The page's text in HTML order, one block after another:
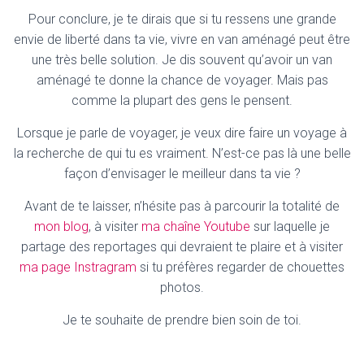
Pour conclure, je te dirais que si tu ressens une grande
envie de liberté dans ta vie, vivre en van aménagé peut être
une très belle solution. Je dis souvent qu’avoir un van
aménagé te donne la chance de voyager. Mais pas
comme la plupart des gens le pensent.
Lorsque je parle de voyager, je veux dire faire un voyage à
la recherche de qui tu es vraiment. N’est-ce pas là une belle
façon d’envisager le meilleur dans ta vie ?
Avant de te laisser, n’hésite pas à parcourir la totalité de
mon blog, à visiter ma chaîne Youtube sur laquelle je
partage des reportages qui devraient te plaire et à visiter
ma page Instragram si tu préfères regarder de chouettes
photos.
Je te souhaite de prendre bien soin de toi.